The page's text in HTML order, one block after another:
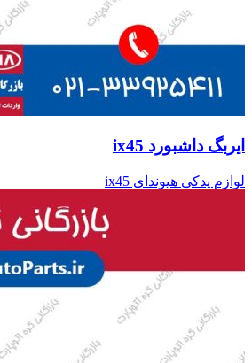
ایربگ داشبورد ix45
لوازم یدکی هیوندای ix45